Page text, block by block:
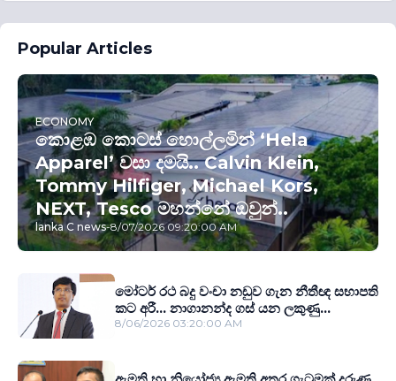
Popular Articles
ECONOMY
කොළඹ කොටස් හොල්ලමින් ‘Hela
Apparel’ වසා දමයි.. Calvin Klein,
Tommy Hilfiger, Michael Kors,
NEXT, Tesco මහන්නේ ඔවුන්..
lanka C news-8/07/2026 09:20:00 AM
මෝටර් රථ බදු වංචා නඩුව ගැන නීතීඥ සභාපති
කට අරී... නාගානන්ද ගස් යන ලකුණු...
8/06/2026 03:20:00 AM